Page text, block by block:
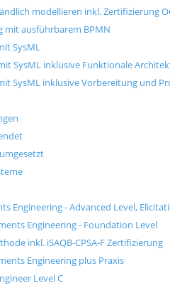
modellieren inkl. Zertifizierung
mit ausführbarem BPMN
SysML
SysML inklusive Funktionale
SysML inklusive Vorbereitung und
Engineering - Advanced Level,
Engineering - Foundation Level
inkl. iSAQB-CPSA-F Zertifizierung
Engineering plus Praxis
Level C